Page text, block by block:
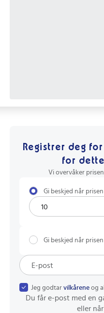
Registrer deg
for
Vi overvåker
Gi beskjed når prisen
Gi beskjed når prisen
Jeg godtar vilkårene og
Du får e-post med en
eller